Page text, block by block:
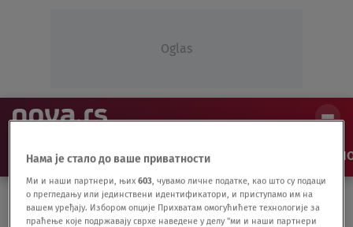
Oglas
NAJNOVIJE VESTI SHOW
Нама је стало до ваше приватности
Ми и наши партнери, њих603, чувамо личне податке, као што су подаци
о прегледању или јединствени идентификатори, и приступамо им на
вашем уређају. Избором опције Прихватам омогућићете технологије за
праћење које подржавају сврхе наведене у делу "ми и наши партнери